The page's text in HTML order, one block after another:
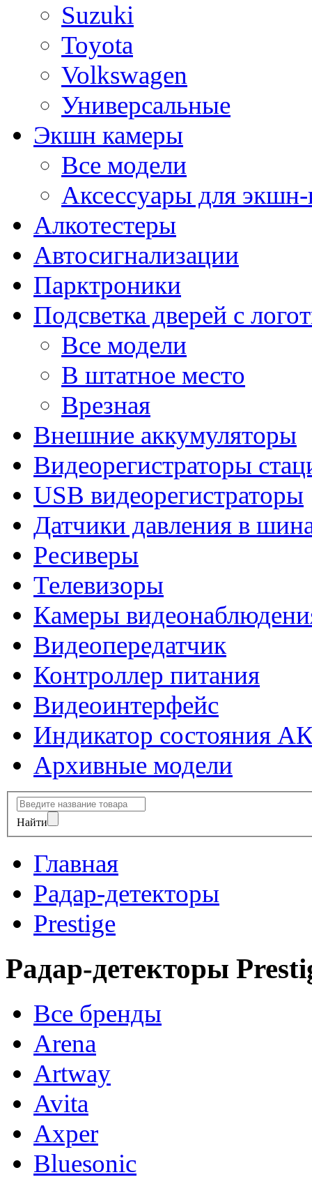
Suzuki
Toyota
Volkswagen
Универсальные
Экшн камеры
Все модели
Аксессуары для
Алкотестеры
Автосигнализации
Парктроники
Подсветка дверей с
Все модели
В штатное место
Врезная
Внешние аккумуляторы
Видеорегистраторы
USB видеорегистраторы
Датчики давления в
Ресиверы
Телевизоры
Камеры
Видеопередатчик
Контроллер питания
Видеоинтерфейс
Индикатор состояния
Архивные модели
Найти
Главная
Радар-детекторы
Prestige
Радар-детекторы
Все бренды
Arena
Artway
Avita
Axper
Bluesonic